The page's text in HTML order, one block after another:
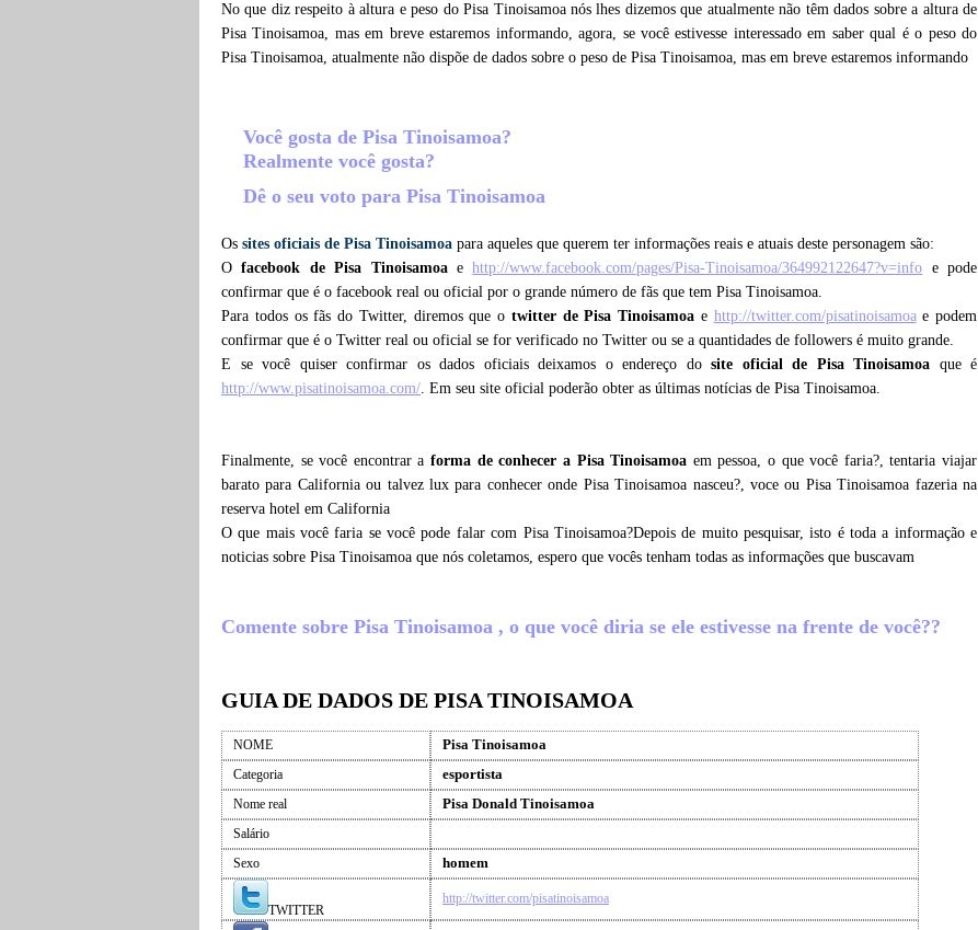
No que diz respeito à altura e peso do Pisa Tinoisamoa nós lhes dizemos que atualmente não têm dados sobre a altura de
Pisa Tinoisamoa, mas em breve estaremos informando, agora, se você estivesse interessado em saber qual é o peso do
Pisa Tinoisamoa, atualmente não dispõe de dados sobre o peso de Pisa Tinoisamoa, mas em breve estaremos informando
Você gosta de Pisa Tinoisamoa?
Realmente você gosta?
Dê o seu voto para Pisa Tinoisamoa
Os sites oficiais de Pisa Tinoisamoa para aqueles que querem ter informações reais e atuais deste personagem são:
Ofacebook de Pisa Tinoisamoaehttp://www.facebook.com/pages/Pisa-Tinoisamoa/364992122647?v=info e pode
confirmar que é o facebook real ou oficial por o grande número de fãs que tem Pisa Tinoisamoa.
Para todos os fãs do Twitter, diremos que o twitter de Pisa Tinoisamoa e http://twitter.com/pisatinoisamoae podem
confirmar que é o Twitter real ou oficial se for verificado no Twitter ou se a quantidades de followers é muito grande.
E se você quiser confirmar os dados oficiais deixamos o endereço do site oficial de Pisa Tinoisamoa que é
http://www.pisatinoisamoa.com/. Em seu site oficial poderão obter as últimas notícias de Pisa Tinoisamoa.
Finalmente, se você encontrar aforma de conhecer a Pisa Tinoisamoa em pessoa, o que você faria?, tentaria viajar
barato para California ou talvez lux para conhecer onde Pisa Tinoisamoa nasceu?, voce ou Pisa Tinoisamoa fazeria na
reserva hotel em California
O que mais você faria se você pode falar com Pisa Tinoisamoa?Depois de muito pesquisar, isto é toda a informação e
noticias sobre Pisa Tinoisamoa que nós coletamos, espero que vocês tenham todas as informações que buscavam
Comente sobre Pisa Tinoisamoa , o que você diria se ele estivesse na frente de você??
GUIA DE DADOS DE PISA TINOISAMOA
NOME Pisa Tinoisamoa
Categoria esportista
Nome real Pisa Donald Tinoisamoa
Salário
Sexo
homem
TWITTER
http://twitter.com/pisatinoisamoa